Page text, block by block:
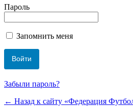
Пароль
Запомнить меня
Забыли пароль?
← Назад к сайту «Федерация